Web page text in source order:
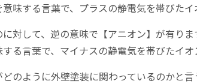
味する言葉で、プラスの静電気を帯びたイ
対して、逆の意味で【アニオン】が有りま
る言葉で、マイナスの静電気を帯びたイオ
のように外壁塗装に関わっているのかと言